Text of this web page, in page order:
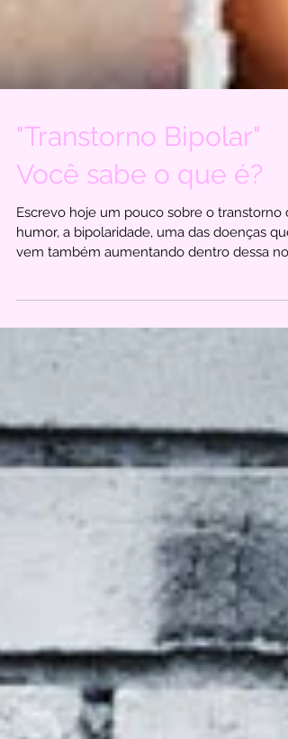
"Transtorno Bipolar"
Você sabe o que é?
Escrevo hoje um pouco sobre o transtorno
humor, a bipolaridade, uma das doenças que
sociedade...